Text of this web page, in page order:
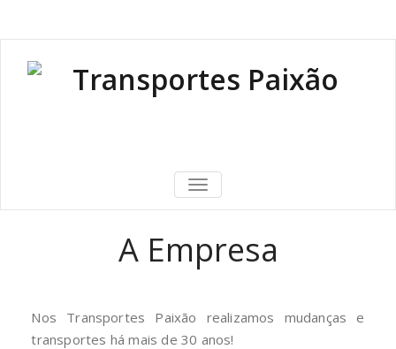
TOGGLE NAVIGATION
Elementor #102
A Empresa
Nos Transportes Paixão realizamos mudanças e
transportes há mais de 30 anos!